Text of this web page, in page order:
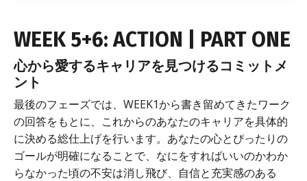
WEEK 5+6: ACTION | PART ONE
心から愛するキャリアを見つけるコミットメ
ント
最後のフェーズでは、WEEK1から書き留めてきたワーク
の回答をもとに、これからのあなたのキャリアを具体的
に決める総仕上げを行います。あなたの心とぴったりの
ゴールが明確になることで、なにをすればいいのかわか
らなかった頃の不安は消し飛び、自信と充実感のある